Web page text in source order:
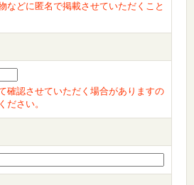
などに匿名で掲載させていただくこと
確認させていただく場合がありますの
ださい。